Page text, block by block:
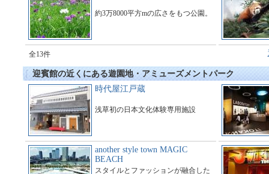
約3万8000平方mの広さをもつ公園。
全13件
迎賓館の近くにある遊園地・アミューズメントパーク
時代屋江戸蔵
浅草初の日本文化体験専用施設
another style town MAGIC
BEACH
スタイルとファッションが融合した